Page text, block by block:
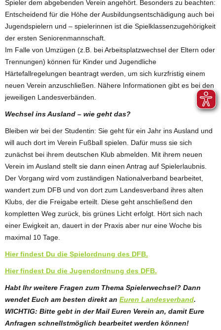
Spieler dem abgebenden Verein angehört. Besonders zu beachten:
Entscheidend für die Höhe der Ausbildungsentschädigung auch bei
Jugendspielern und – spielerinnen ist die Spielklassenzugehörigkeit
der ersten Seniorenmannschaft.
Im Falle von Umzügen (z.B. bei Arbeitsplatzwechsel der Eltern oder
Trennungen) können für Kinder und Jugendliche
Härtefallregelungen beantragt werden, um sich kurzfristig einem
neuen Verein anzuschließen. Nähere Informationen gibt es bei den
jeweiligen Landesverbänden.
Wechsel ins Ausland – wie geht das?
Bleiben wir bei der Studentin: Sie geht für ein Jahr ins Ausland und
will auch dort im Verein Fußball spielen. Dafür muss sie sich
zunächst bei ihrem deutschen Klub abmelden. Mit ihrem neuen
Verein im Ausland stellt sie dann einen Antrag auf Spielerlaubnis.
Der Vorgang wird vom zuständigen Nationalverband bearbeitet,
wandert zum DFB und von dort zum Landesverband ihres alten
Klubs, der die Freigabe erteilt. Diese geht anschließend den
kompletten Weg zurück, bis grünes Licht erfolgt. Hört sich nach
einer Ewigkeit an, dauert in der Praxis aber nur eine Woche bis
maximal 10 Tage.
Hier findest Du die Spielordnung des DFB.
Hier findest Du die Jugendordnung des DFB.
Habt Ihr weitere Fragen zum Thema Spielerwechsel? Dann
wendet Euch am besten direkt an Euren Landesverband.
WICHTIG: Bitte gebt in der Mail Euren Verein an, damit Eure
Anfragen schnellstmöglich bearbeitet werden können!